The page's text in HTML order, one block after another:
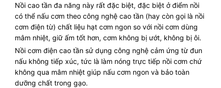
Nồi cao tần đa năng này rất đặc biệt, đặc biệt ở điểm nồi
có thể nấu cơm theo công nghệ cao tần (hay còn gọi là nồi
cơm điện từ) chất liệu hạt cơm ngon so với nồi cơm dùng
mâm nhiệt, giữ ấm tốt hơn, cơm không bị ướt, không bị ôi.
Nồi cơm điện cao tần sử dụng công nghệ cảm ứng từ đun
nấu không tiếp xúc, tức là làm nóng trực tiếp nồi cơm chứ
không qua mâm nhiệt giúp nấu cơm ngon và bảo toàn
dưỡng chất trong gạo.